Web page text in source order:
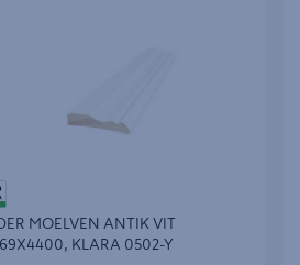
MOELVEN ANTIK VIT
KLARA 0502-Y